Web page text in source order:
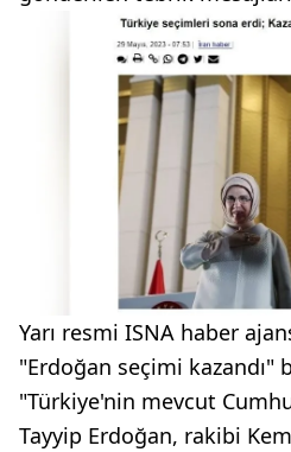
Yarı resmi ISNA haber
"Erdoğan seçimi kazandı"
"Türkiye'nin mevcut
Tayyip Erdoğan, rakibi